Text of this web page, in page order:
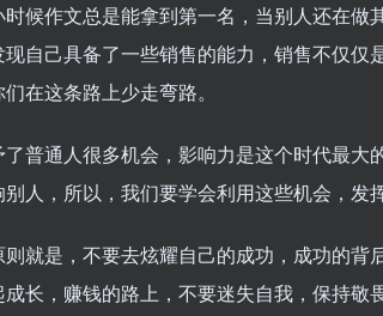
候作文总是能拿到第一名，当别人还在
自己具备了一些销售的能力，销售不仅
在这条路上少走弯路。
普通人很多机会，影响力是这个时代最
人，所以，我们要学会利用这些机会，发
就是，不要去炫耀自己的成功，成功的
长，赚钱的路上，不要迷失自我，保持敬